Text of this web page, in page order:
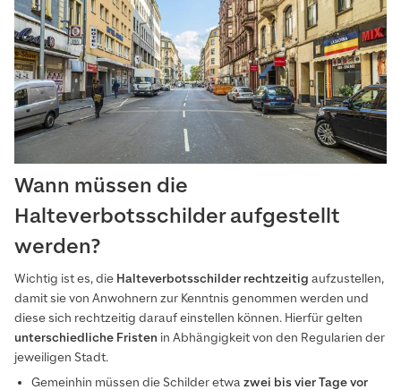
Wann müssen die
Halteverbotsschilder aufgestellt
werden?
Wichtig ist es, die Halteverbotsschilder rechtzeitig aufzustellen,
damit sie von Anwohnern zur Kenntnis genommen werden und
diese sich rechtzeitig darauf einstellen können. Hierfür gelten
unterschiedliche Fristen in Abhängigkeit von den Regularien der
jeweiligen Stadt.
Gemeinhin müssen die Schilder etwazwei bis vier Tagevor